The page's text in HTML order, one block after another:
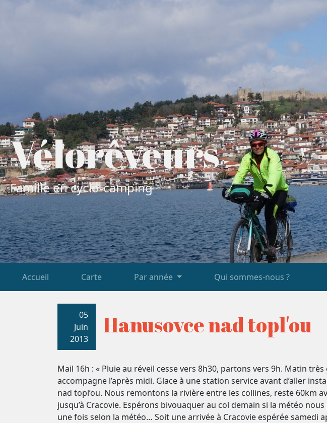
Vélorêveurs
Famille en cyclo-camping
Accueil Carte Par année Qui sommes-nous ?
05
Juin
2013
Hanusovce nad topl'ou
Mail 16h : « Pluie au réveil cesse vers 8h30, partons vers 9h. Matin
accompagne l’après midi. Glace à une station service avant d’aller
nad topl’ou. Nous remontons la rivière entre les collines, reste 60km
jusqu’à Cracovie. Espérons bivouaquer au col demain si la météo
une fois selon la météo… Soit une arrivée à Cracovie espérée samedi